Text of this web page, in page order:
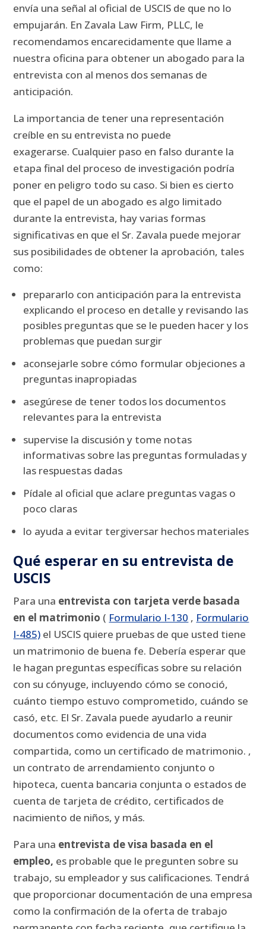
envía una señal al oficial de USCIS de que no lo
empujarán. En Zavala Law Firm, PLLC, le
recomendamos encarecidamente que llame a
nuestra oficina para obtener un abogado para la
entrevista con al menos dos semanas de
anticipación.
La importancia de tener una representación
creíble en su entrevista no puede
exagerarse. Cualquier paso en falso durante la
etapa final del proceso de investigación podría
poner en peligro todo su caso. Si bien es cierto
que el papel de un abogado es algo limitado
durante la entrevista, hay varias formas
significativas en que el Sr. Zavala puede mejorar
sus posibilidades de obtener la aprobación, tales
como:
prepararlo con anticipación para la entrevista
explicando el proceso en detalle y revisando las
posibles preguntas que se le pueden hacer y los
problemas que puedan surgir
aconsejarle sobre cómo formular objeciones a
preguntas inapropiadas
asegúrese de tener todos los documentos
relevantes para la entrevista
supervise la discusión y tome notas
informativas sobre las preguntas formuladas y
las respuestas dadas
Pídale al oficial que aclare preguntas vagas o
poco claras
lo ayuda a evitar tergiversar hechos materiales
Qué esperar en su entrevista de
USCIS
Para una entrevista con tarjeta verde basada
en el matrimonio ( Formulario I-130 , Formulario
I-485) el USCIS quiere pruebas de que usted tiene
un matrimonio de buena fe. Debería esperar que
le hagan preguntas específicas sobre su relación
con su cónyuge, incluyendo cómo se conoció,
cuánto tiempo estuvo comprometido, cuándo se
casó, etc. El Sr. Zavala puede ayudarlo a reunir
documentos como evidencia de una vida
compartida, como un certificado de matrimonio. ,
un contrato de arrendamiento conjunto o
hipoteca, cuenta bancaria conjunta o estados de
cuenta de tarjeta de crédito, certificados de
nacimiento de niños, y más.
Para una entrevista de visa basada en el
empleo, es probable que le pregunten sobre su
trabajo, su empleador y sus calificaciones. Tendrá
que proporcionar documentación de una empresa
como la confirmación de la oferta de trabajo